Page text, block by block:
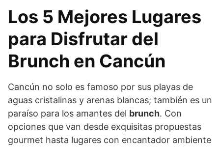
Los 5 Mejores Lugares
para Disfrutar del
Brunch en Cancún
Cancún no solo es famoso por sus playas de
aguas cristalinas y arenas blancas; también es un
paraíso para los amantes del brunch. Con
opciones que van desde exquisitas propuestas
gourmet hasta lugares con encantador ambiente